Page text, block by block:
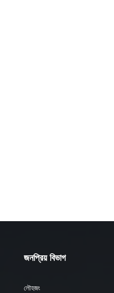
জনপ্রিয় বিভাগ
লৌহজং